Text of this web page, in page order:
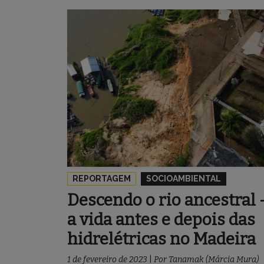
REPORTAGEM SOCIOAMBIENTAL
Descendo o rio ancestral
a vida antes e depois das
hidrelétricas no Madeira
1 de fevereiro de 2023 Por Tanamak (Márcia Mura)